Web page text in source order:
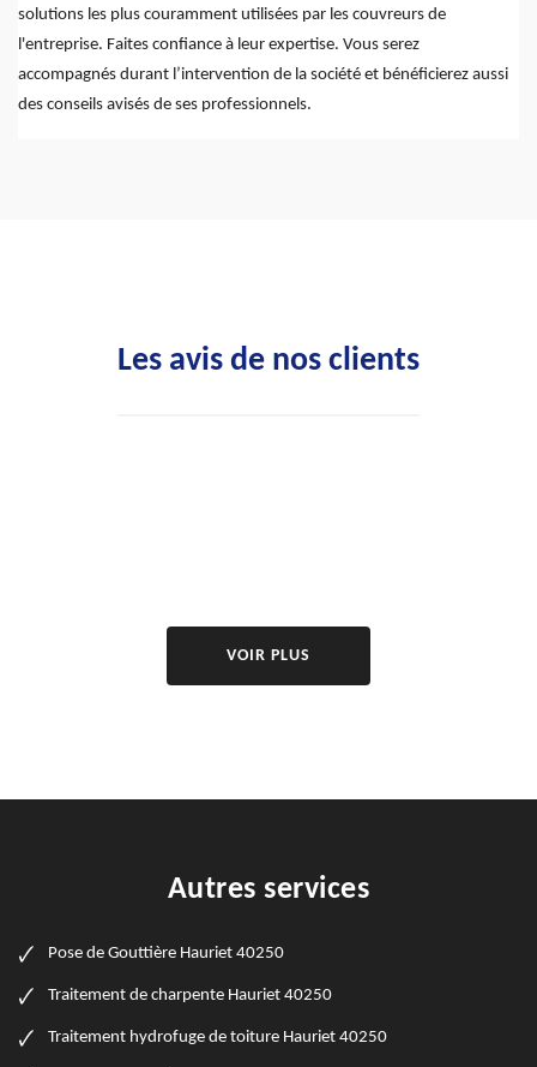
solutions les plus couramment utilisées par les couvreurs de
l'entreprise. Faites confiance à leur expertise. Vous serez
accompagnés durant l’intervention de la société et bénéficierez aussi
des conseils avisés de ses professionnels.
Les avis de nos clients
VOIR PLUS
Autres services
Pose de Gouttière Hauriet 40250
Traitement de charpente Hauriet 40250
Traitement hydrofuge de toiture Hauriet 40250